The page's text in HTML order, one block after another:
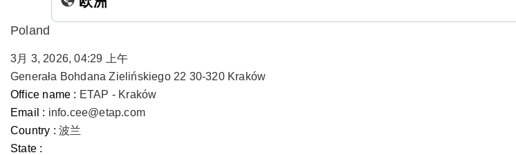
Poland
3月 3, 2026, 04:29 上午
Generała Bohdana Zielińskiego 22 30-320 Kraków
Office name : ETAP - Kraków
Email : info.cee@etap.com
Country : 波兰
State :